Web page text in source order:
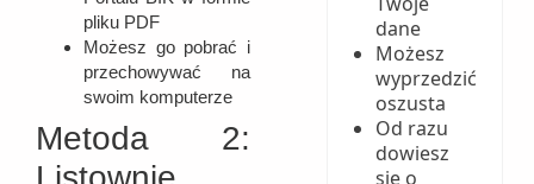
pliku PDF
Możesz go pobrać i
przechowywać na
swoim komputerze
Metoda 2:
dane
Możesz
wyprzedzić
oszusta
Od razu
dowiesz
się o